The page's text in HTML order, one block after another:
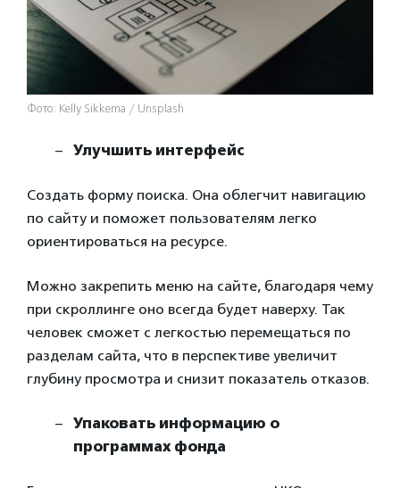
Фото: Kelly Sikkema / Unsplash
Улучшить интерфейс
Создать форму поиска. Она облегчит навигацию
по сайту и поможет пользователям легко
ориентироваться на ресурсе.
Можно закрепить меню на сайте, благодаря чему
при скроллинге оно всегда будет наверху. Так
человек сможет с легкостью перемещаться по
разделам сайта, что в перспективе увеличит
глубину просмотра и снизит показатель отказов.
Упаковать информацию о
программах фонда